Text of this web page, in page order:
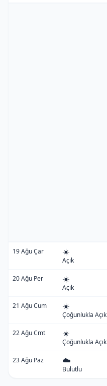
19 Ağu Çar ☀️
Açık
20 Ağu Per ☀️
Açık
21 Ağu Cum ☀️
Çoğunlukla Açık
22 Ağu Cmt ☀️
Çoğunlukla Açık
23 Ağu Paz ☁️
Bulutlu